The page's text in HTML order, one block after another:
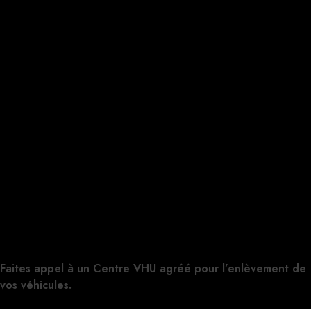
Faites appel à un Centre VHU agréé pour l’enlèvement de
vos véhicules.